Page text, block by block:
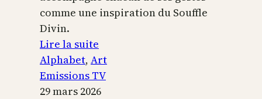
comme une inspiration du Souffle
Divin.
Lire la suite
L’alphabet
sacré
Alphabet, Art
Emissions TV
29 mars 2026